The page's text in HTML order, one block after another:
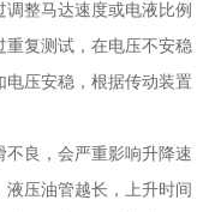
整马达速度或电液比例
重复测试，在电压不安稳
电压安稳，根据传动装置
良，会严重影响升降速
液压油管越长，上升时间